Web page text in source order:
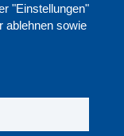
"Einstellungen"
ablehnen sowie